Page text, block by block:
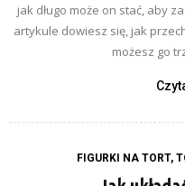
jak długo może on stać, aby
artykule dowiesz się, jak
możesz go
FIGURKI NA TORT,